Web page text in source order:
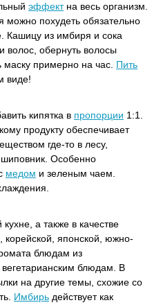
эффектна весь организм.
можно похудеть обязательно
Кашицу из имбиря и сока
волос, обернуть волосы
примерно на час. Пить
виде!
кипятка в пропорции 1:1.
продукту обеспечивает
где-то в лесу,
Особенно
медом и зеленым чаем.
а также в качестве
корейской, японской, южно-
блюдам из
вегетарианским блюдам. В
на другие темы, схожие со
Имбирь действует как